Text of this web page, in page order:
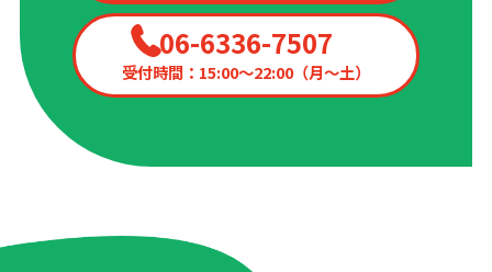
06-6336-7507
受付時間：15:00〜22:00（月〜土）